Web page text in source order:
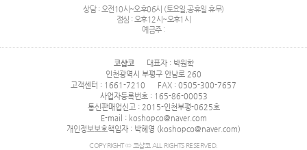
상담 : 오전10시~오후06시 (토요일,공휴일 휴무)
점심 : 오후12시~오후1시
예금주 :
코샵코
대표자 : 박원학
인천광역시 부평구 안남로 260
고객센터 : 1661-7210
FAX : 0505-300-7657
사업자등록번호 : 165-86-00053
통신판매업신고 : 2015-인천부평-0625호
E-mail : koshopco@naver.com
개인정보보호책임자 : 박혜영 (koshopco@naver.com)
COPYRIGHT © 코샵코 ALL RIGHTS RESERVED.